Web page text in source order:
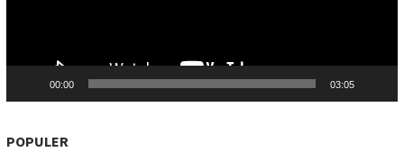
00:00 03:05
POPULER